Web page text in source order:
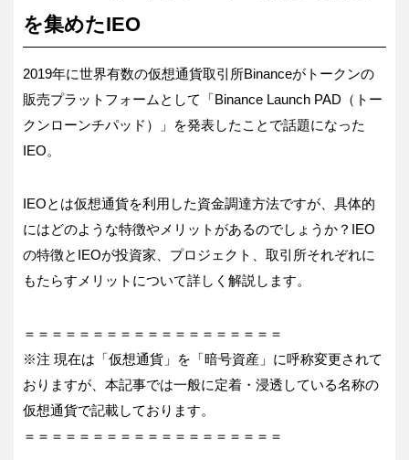
を集めたIEO
2019年に世界有数の仮想通貨取引所Binanceがトークンの
販売プラットフォームとして「Binance Launch PAD（トー
クンローンチパッド）」を発表したことで話題になった
IEO。
IEOとは仮想通貨を利用した資金調達方法ですが、具体的
にはどのような特徴やメリットがあるのでしょうか？IEO
の特徴とIEOが投資家、プロジェクト、取引所それぞれに
もたらすメリットについて詳しく解説します。
＝＝＝＝＝＝＝＝＝＝＝＝＝＝＝＝＝＝＝
※注 現在は「仮想通貨」を「暗号資産」に呼称変更されて
おりますが、本記事では一般に定着・浸透している名称の
仮想通貨で記載しております。
＝＝＝＝＝＝＝＝＝＝＝＝＝＝＝＝＝＝＝